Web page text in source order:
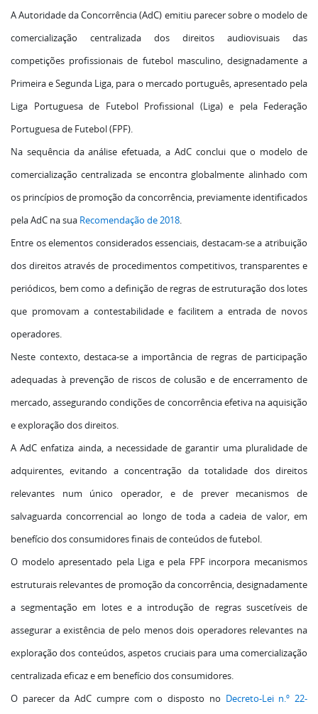
A Autoridade da Concorrência (AdC) emitiu parecer sobre o modelo de
comercialização centralizada dos direitos audiovisuais das
competições profissionais de futebol masculino, designadamente a
Primeira e Segunda Liga, para o mercado português, apresentado pela
Liga Portuguesa de Futebol Profissional (Liga) e pela Federação
Portuguesa de Futebol (FPF).
Na sequência da análise efetuada, a AdC conclui que o modelo de
comercialização centralizada se encontra globalmente alinhado com
os princípios de promoção da concorrência, previamente identificados
pela AdC na sua Recomendação de 2018.
Entre os elementos considerados essenciais, destacam-se a atribuição
dos direitos através de procedimentos competitivos, transparentes e
periódicos, bem como a definição de regras de estruturação dos lotes
que promovam a contestabilidade e facilitem a entrada de novos
operadores.
Neste contexto, destaca-se a importância de regras de participação
adequadas à prevenção de riscos de colusão e de encerramento de
mercado, assegurando condições de concorrência efetiva na aquisição
e exploração dos direitos.
A AdC enfatiza ainda, a necessidade de garantir uma pluralidade de
adquirentes, evitando a concentração da totalidade dos direitos
relevantes num único operador, e de prever mecanismos de
salvaguarda concorrencial ao longo de toda a cadeia de valor, em
benefício dos consumidores finais de conteúdos de futebol.
O modelo apresentado pela Liga e pela FPF incorpora mecanismos
estruturais relevantes de promoção da concorrência, designadamente
a segmentação em lotes e a introdução de regras suscetíveis de
assegurar a existência de pelo menos dois operadores relevantes na
exploração dos conteúdos, aspetos cruciais para uma comercialização
centralizada eficaz e em benefício dos consumidores.
O parecer da AdC cumpre com o disposto no Decreto-Lei n.º 22-